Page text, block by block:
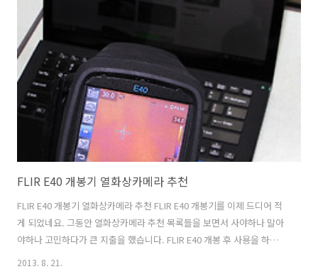
들과 친해지기도 하고 머리를 빨리 회전시켜서 게임을 해야하기 때문에
두뇌발달에도 도움이 될겁니다. 사천성 게임 정말 처음에는 좀 쉽습니다.
몇개 안나오니까요. 근데 패가 많아지면 눈돌아갑니다. 지하철을 타고 다
닐 때 또는 가끔 심심할 때 게임을 해보면 정말 시간가는줄 모르고 게임
을 할 수 있습니다...
FLIR E40 개봉기 열화상카메라 추천
FLIR E40 개봉기 열화상카메라 추천 FLIR E40 개봉기를 이제 드디어 적
게 되었네요. 그동안 열화상카메라 추천 목록들을 보면서 사야하나 말아
야하나 고민하다가 큰 지출을 했습니다. FLIR E40 개봉 후 사용을 하기
전에 시연을 먼저 봐서 인지 실제 사용은 너무 간단했습니다. 한가지 다
2013. 8. 21.